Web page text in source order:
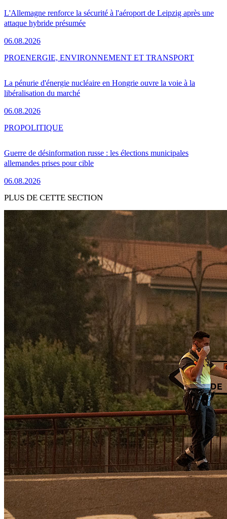
L'Allemagne renforce la sécurité à l'aéroport de Leipzig après une
attaque hybride présumée
06.08.2026
La pénurie d'énergie nucléaire en Hongrie ouvre la voie à la
libéralisation du marché
06.08.2026
PROENERGIE, ENVIRONNEMENT ET TRANSPORT
Guerre de désinformation russe : les élections municipales
allemandes prises pour cible
06.08.2026
PROPOLITIQUE
PLUS DE CETTE SECTION